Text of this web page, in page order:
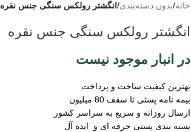
خانه/بدون دسته‌بندی/ انگشتر رولکس سنگی جنس نقره
انگشتر رولکس سنگی جنس نقره
در انبار موجود نیست
بهترین کیفیت ساخت و پرداخت
بیمه نامه پستی تا سقف 80 میلیون
ارسال روزانه و سریع به سراسر کشور
بسته بندی پستی حرفه ای و ایده آل